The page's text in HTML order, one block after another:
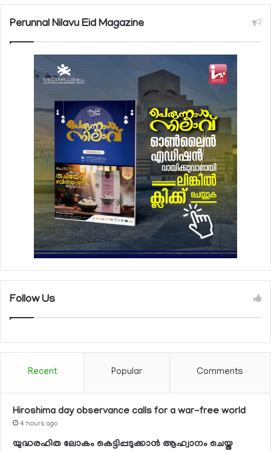
Perunnal Nilavu Eid Magazine
Follow Us
Recent Popular Comments
Hiroshima day observance calls for a war-free world
4 hours ago
യുദ്ധരഹിത ലോകം കെട്ടിപ്പടുക്കാന്‍ ആഹ്വാനം ചെയ്ത